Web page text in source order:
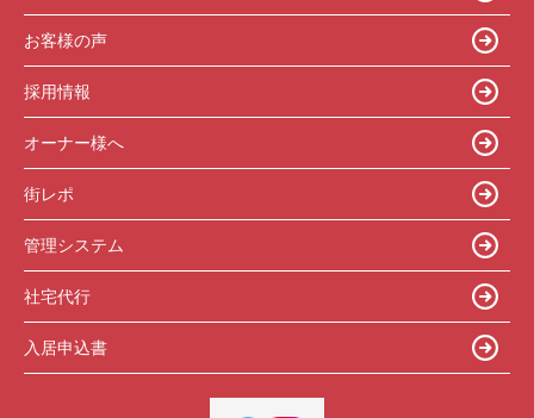
お客様の声
採用情報
オーナー様へ
街レポ
管理システム
社宅代行
入居申込書